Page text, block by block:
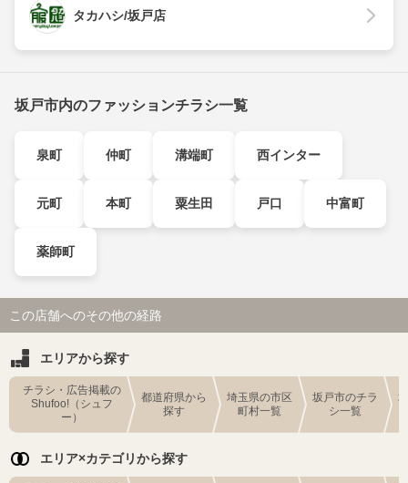
タカハシ/坂戸店
坂戸市内のファッションチラシ一覧
泉町 仲町 溝端町 西インター
元町 本町 粟生田 戸口 中富町
薬師町
この店舗へのその他の経路
エリアから探す
チラシ・広告掲載の
Shufoo!（シュフ
ー）
都道府県から
探す
埼玉県の市区
町村一覧
坂戸市のチラ
シ一覧
エリア×カテゴリから探す